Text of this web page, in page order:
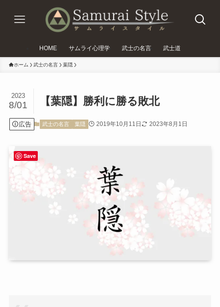
HOME サムライ心理学 武士の名言 武士道
ホーム 武士の名言 葉隠
【葉隠】勝利に勝る敗北
2023
8/01
広告 武士の名言 葉隠 2019年10月11日 2023年8月1日
Save